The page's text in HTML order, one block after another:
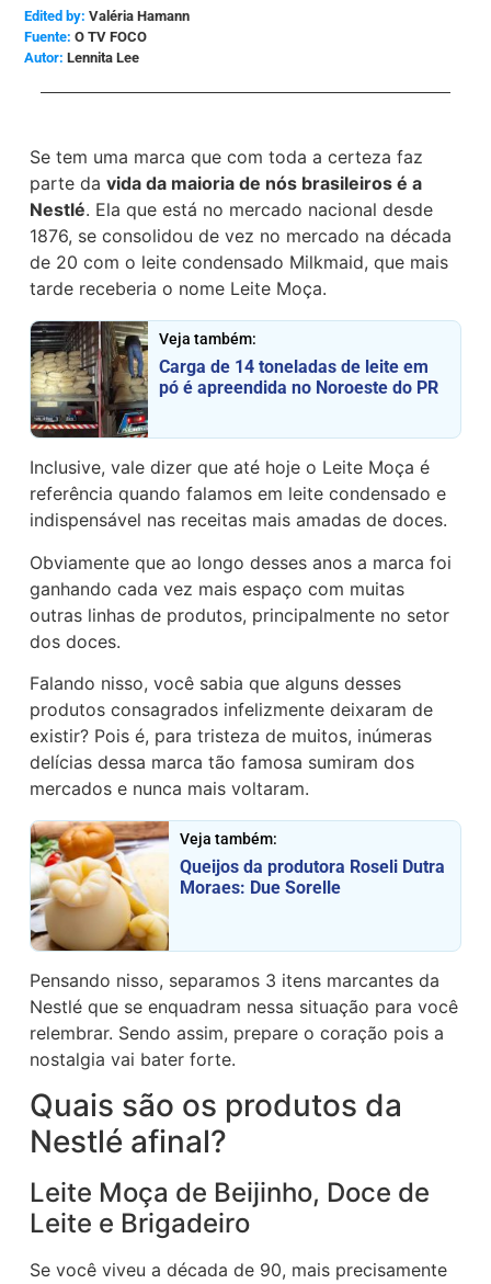
Edited by: Valéria Hamann
O TV FOCO
Lennita Lee
Se tem uma marca que com toda a certeza faz
parte davida da maioria de nós brasileiros é a
Nestlé. Ela que está no mercado nacional desde
1876, se consolidou de vez no mercado na década
de 20 com o leite condensado Milkmaid, que mais
tarde receberia o nome Leite Moça.
Veja também:
Carga de 14 toneladas de leite em
pó é apreendida no Noroeste do PR
Inclusive, vale dizer que até hoje o Leite Moça é
referência quando falamos em leite condensado e
indispensável nas receitas mais amadas de doces.
Obviamente que ao longo desses anos a marca foi
ganhando cada vez mais espaço com muitas
outras linhas de produtos, principalmente no setor
dos doces.
Falando nisso, você sabia que alguns desses
produtos consagrados infelizmente deixaram de
existir? Pois é, para tristeza de muitos, inúmeras
delícias dessa marca tão famosa sumiram dos
mercados e nunca mais voltaram.
Veja também:
Queijos da produtora Roseli Dutra
Moraes: Due Sorelle
Pensando nisso, separamos 3 itens marcantes da
Nestlé que se enquadram nessa situação para você
relembrar. Sendo assim, prepare o coração pois a
nostalgia vai bater forte.
Quais são os produtos da
Nestlé afinal?
Leite Moça de Beijinho, Doce de
Leite e Brigadeiro
Se você viveu a década de 90, mais precisamente